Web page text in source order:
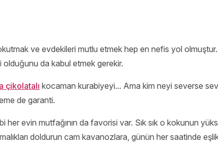
ve evdekileri mutlu etmek hep en nefis yol olmuştur.
da kabul etmek gerekir.
çikolatalı kocaman kurabiyeyi... Ama kim neyi severse
de garanti.
her evin mutfağının da favorisi var. Sık sık o kokunun
doldurun cam kavanozlara, günün her saatinde